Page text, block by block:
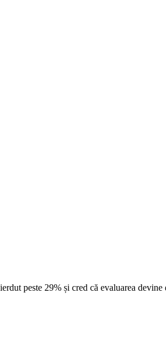
peste 29% și cred că evaluarea